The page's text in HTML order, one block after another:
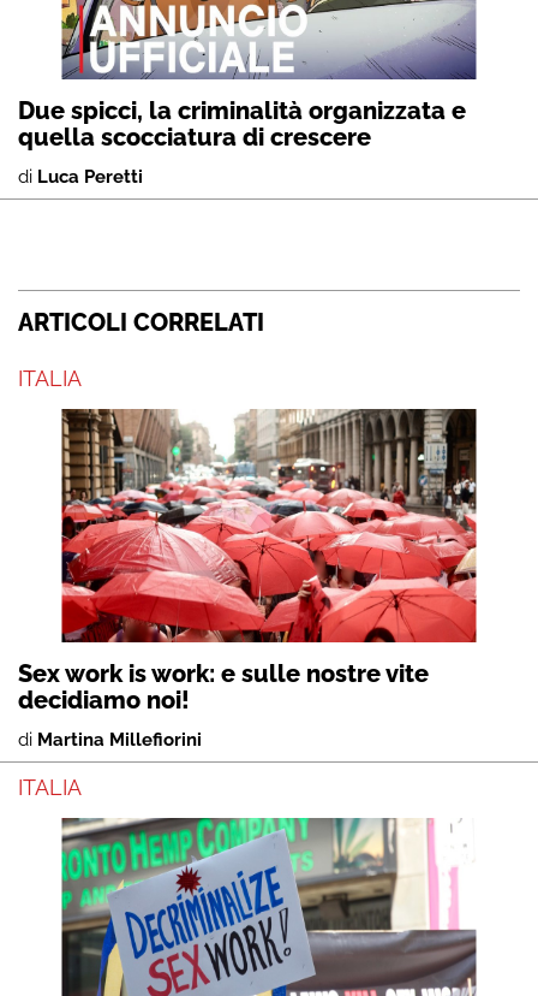
Due spicci, la criminalità organizzata e
quella scocciatura di crescere
di Luca Peretti
ARTICOLI CORRELATI
ITALIA
Sex work is work: e sulle nostre vite
decidiamo noi!
di Martina Millefiorini
ITALIA